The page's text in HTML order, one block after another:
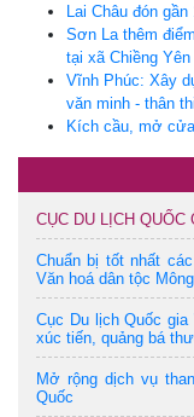
Lai Châu đón
Sơn La thêm
tại xã Chiềng Yên
Vĩnh Phúc: Xây
văn minh - thân
Kích cầu, mở
CỤC DU LỊCH QUỐC
Chuẩn bị tốt nhất
Văn hoá dân tộc
Cục Du lịch Quốc
xúc tiến, quảng bá
Mở rộng dịch vụ
Quốc